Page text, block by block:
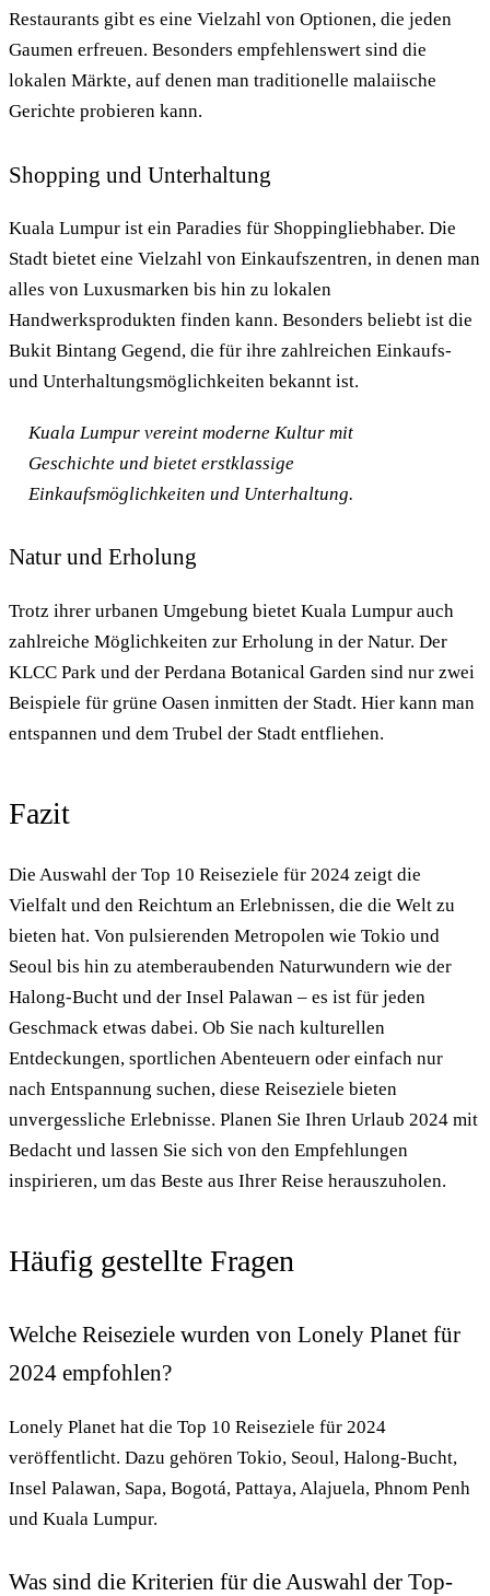
Restaurants gibt es eine Vielzahl von Optionen, die jeden
Gaumen erfreuen. Besonders empfehlenswert sind die
lokalen Märkte, auf denen man traditionelle malaiische
Gerichte probieren kann.
Shopping und Unterhaltung
Kuala Lumpur ist ein Paradies für Shoppingliebhaber. Die
Stadt bietet eine Vielzahl von Einkaufszentren, in denen man
alles von Luxusmarken bis hin zu lokalen
Handwerksprodukten finden kann. Besonders beliebt ist die
Bukit Bintang Gegend, die für ihre zahlreichen Einkaufs-
und Unterhaltungsmöglichkeiten bekannt ist.
Kuala Lumpur vereint moderne Kultur mit
Geschichte und bietet erstklassige
Einkaufsmöglichkeiten und Unterhaltung.
Natur und Erholung
Trotz ihrer urbanen Umgebung bietet Kuala Lumpur auch
zahlreiche Möglichkeiten zur Erholung in der Natur. Der
KLCC Park und der Perdana Botanical Garden sind nur zwei
Beispiele für grüne Oasen inmitten der Stadt. Hier kann man
entspannen und dem Trubel der Stadt entfliehen.
Fazit
Die Auswahl der Top 10 Reiseziele für 2024 zeigt die
Vielfalt und den Reichtum an Erlebnissen, die die Welt zu
bieten hat. Von pulsierenden Metropolen wie Tokio und
Seoul bis hin zu atemberaubenden Naturwundern wie der
Halong-Bucht und der Insel Palawan – es ist für jeden
Geschmack etwas dabei. Ob Sie nach kulturellen
Entdeckungen, sportlichen Abenteuern oder einfach nur
nach Entspannung suchen, diese Reiseziele bieten
unvergessliche Erlebnisse. Planen Sie Ihren Urlaub 2024 mit
Bedacht und lassen Sie sich von den Empfehlungen
inspirieren, um das Beste aus Ihrer Reise herauszuholen.
Häufig gestellte Fragen
Welche Reiseziele wurden von Lonely Planet für
2024 empfohlen?
Lonely Planet hat die Top 10 Reiseziele für 2024
veröffentlicht. Dazu gehören Tokio, Seoul, Halong-Bucht,
Insel Palawan, Sapa, Bogotá, Pattaya, Alajuela, Phnom Penh
und Kuala Lumpur.
Was sind die Kriterien für die Auswahl der Top-